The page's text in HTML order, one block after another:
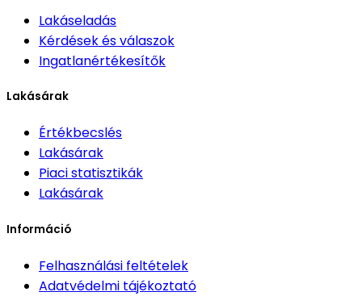
Lakáseladás
Kérdések és válaszok
Ingatlanértékesítők
Lakásárak
Értékbecslés
Lakásárak
Piaci statisztikák
Lakásárak
Információ
Felhasználási feltételek
Adatvédelmi tájékoztató